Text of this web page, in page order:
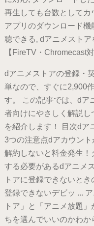
再生しても台数として
アプリのダウンロード
聴できる, dアニメスト
【FireTV・Chromecast
dアニメストアの登録・
単なので、すぐに2,900
す。 この記事では、dア
者向けにやさしく解説
を紹介します！ 目次dア
3つの注意点dアカウン
解約しないと料金発生！
する必要があるdアニメ
トアに登録できないと
登録できないデビッ ...
トア」と「アニメ放題
ちを選んでいいのかわ